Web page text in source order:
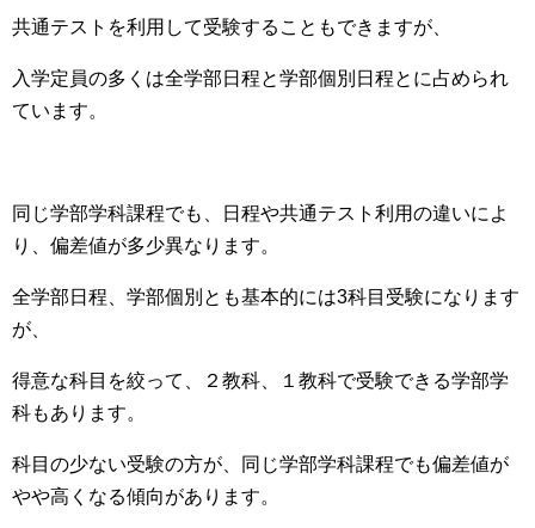
共通テストを利用して受験することもできますが、
入学定員の多くは全学部日程と学部個別日程とに占められ
ています。
同じ学部学科課程でも、日程や共通テスト利用の違いによ
り、偏差値が多少異なります。
全学部日程、学部個別とも基本的には3科目受験になります
が、
得意な科目を絞って、２教科、１教科で受験できる学部学
科もあります。
科目の少ない受験の方が、同じ学部学科課程でも偏差値が
やや高くなる傾向があります。